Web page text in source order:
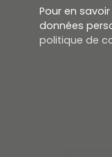
Pour en
données
politique de